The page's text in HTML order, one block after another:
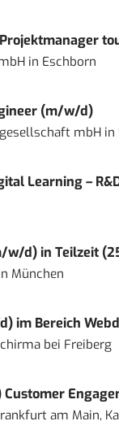
in Eschborn
(m/w/d)
mbHin
Learning –
w/d) in Teilzeit
München
im Bereich
bei Freiberg
am Main,